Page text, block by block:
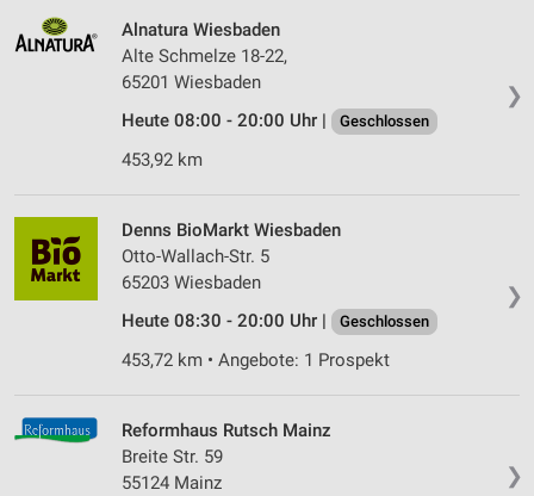
❯
Alnatura Wiesbaden
Alte Schmelze 18-22,
65201 Wiesbaden
Heute 08:00 - 20:00 Uhr |
Geschlossen
453,92 km
❯
Denns BioMarkt Wiesbaden
Otto-Wallach-Str. 5
65203 Wiesbaden
Heute 08:30 - 20:00 Uhr |
Geschlossen
453,72 km • Angebote: 1 Prospekt
❯
Reformhaus Rutsch Mainz
Breite Str. 59
55124 Mainz